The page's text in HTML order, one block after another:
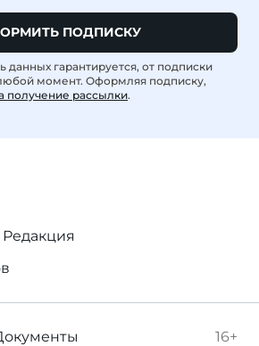
ПОДПИСКУ
данных гарантируется, от подписки
момент. Оформляя подписку,
получение рассылки.
Редакция
16+